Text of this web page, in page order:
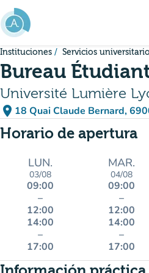
Ir al contenido principal
Instituciones Servicios
Bureau
Université Lumière
place 18 Quai Claude Bernard,
(abrir
(nueva
Horario de apertura
LUN.
03/08
09:00
–
12:00
14:00
–
17:00
MAR.
04/08
09:00
–
12:00
14:00
–
17:00